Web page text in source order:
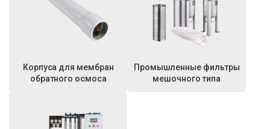
Корпуса для мембран
обратного осмоса
Промышленные фильтры
мешочного типа